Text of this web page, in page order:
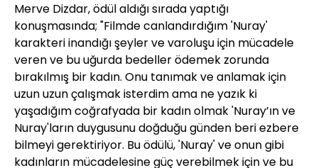
Merve Dizdar, ödül aldığı sırada yaptığı
konuşmasında; "Filmde canlandırdığım 'Nuray'
karakteri inandığı şeyler ve varoluşu için mücadele
veren ve bu uğurda bedeller ödemek zorunda
bırakılmış bir kadın. Onu tanımak ve anlamak için
uzun uzun çalışmak isterdim ama ne yazık ki
yaşadığım coğrafyada bir kadın olmak 'Nuray’ın ve
Nuray'ların duygusunu doğduğu günden beri ezbere
bilmeyi gerektiriyor. Bu ödülü, 'Nuray' ve onun gibi
kadınların mücadelesine güç verebilmek için ve bu